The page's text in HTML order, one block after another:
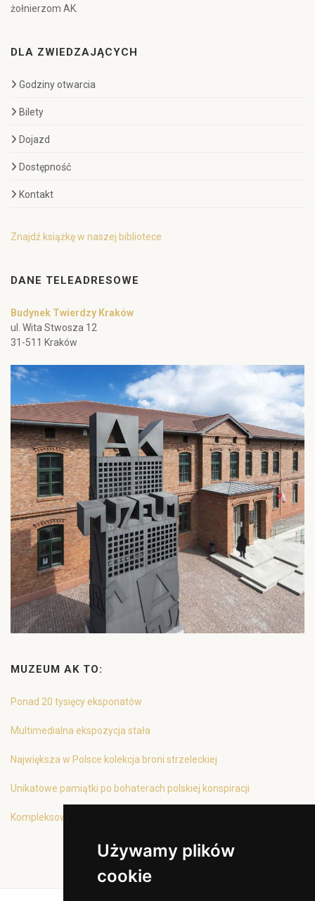
Używamy plików
cookie
żołnierzom AK.
DLA ZWIEDZAJĄCYCH
Godziny otwarcia
Bilety
Dojazd
Dostępność
Kontakt
Znajdź książkę w naszej bibliotece
DANE TELEADRESOWE
Budynek Twierdzy Kraków
ul. Wita Stwosza 12
31-511 Kraków
MUZEUM AK TO:
Ponad 20 tysięcy eksponatów
Multimedialna ekspozycja stała
Największa w Polsce kolekcja broni strzeleckiej
Unikatowe pamiątki po bohaterach polskiej konspiracji
Kompleksowa oferta edukacyjna